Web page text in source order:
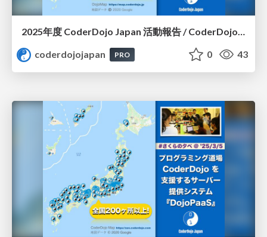
coderdojojapan
PRO 0 43